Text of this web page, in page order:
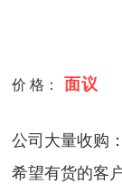
价 格： 面议
公司大量收购
希望有货的客